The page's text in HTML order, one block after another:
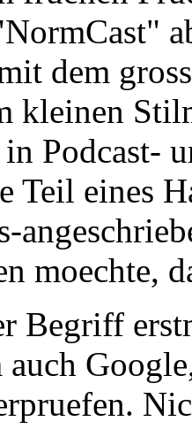
dem
kleinen
in Podcast-
Teil eines
moechte,
Begriff
auch